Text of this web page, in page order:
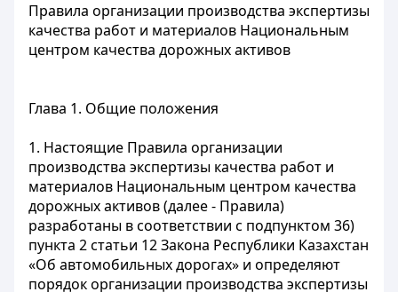
Правила организации производства экспертизы
качества работ и материалов Национальным
центром качества дорожных активов
Глава 1. Общие положения
1. Настоящие Правила организации
производства экспертизы качества работ и
материалов Национальным центром качества
дорожных активов (далее - Правила)
разработаны в соответствии с подпунктом 36)
пункта 2 статьи 12 Закона Республики Казахстан
«Об автомобильных дорогах» и определяют
порядок организации производства экспертизы